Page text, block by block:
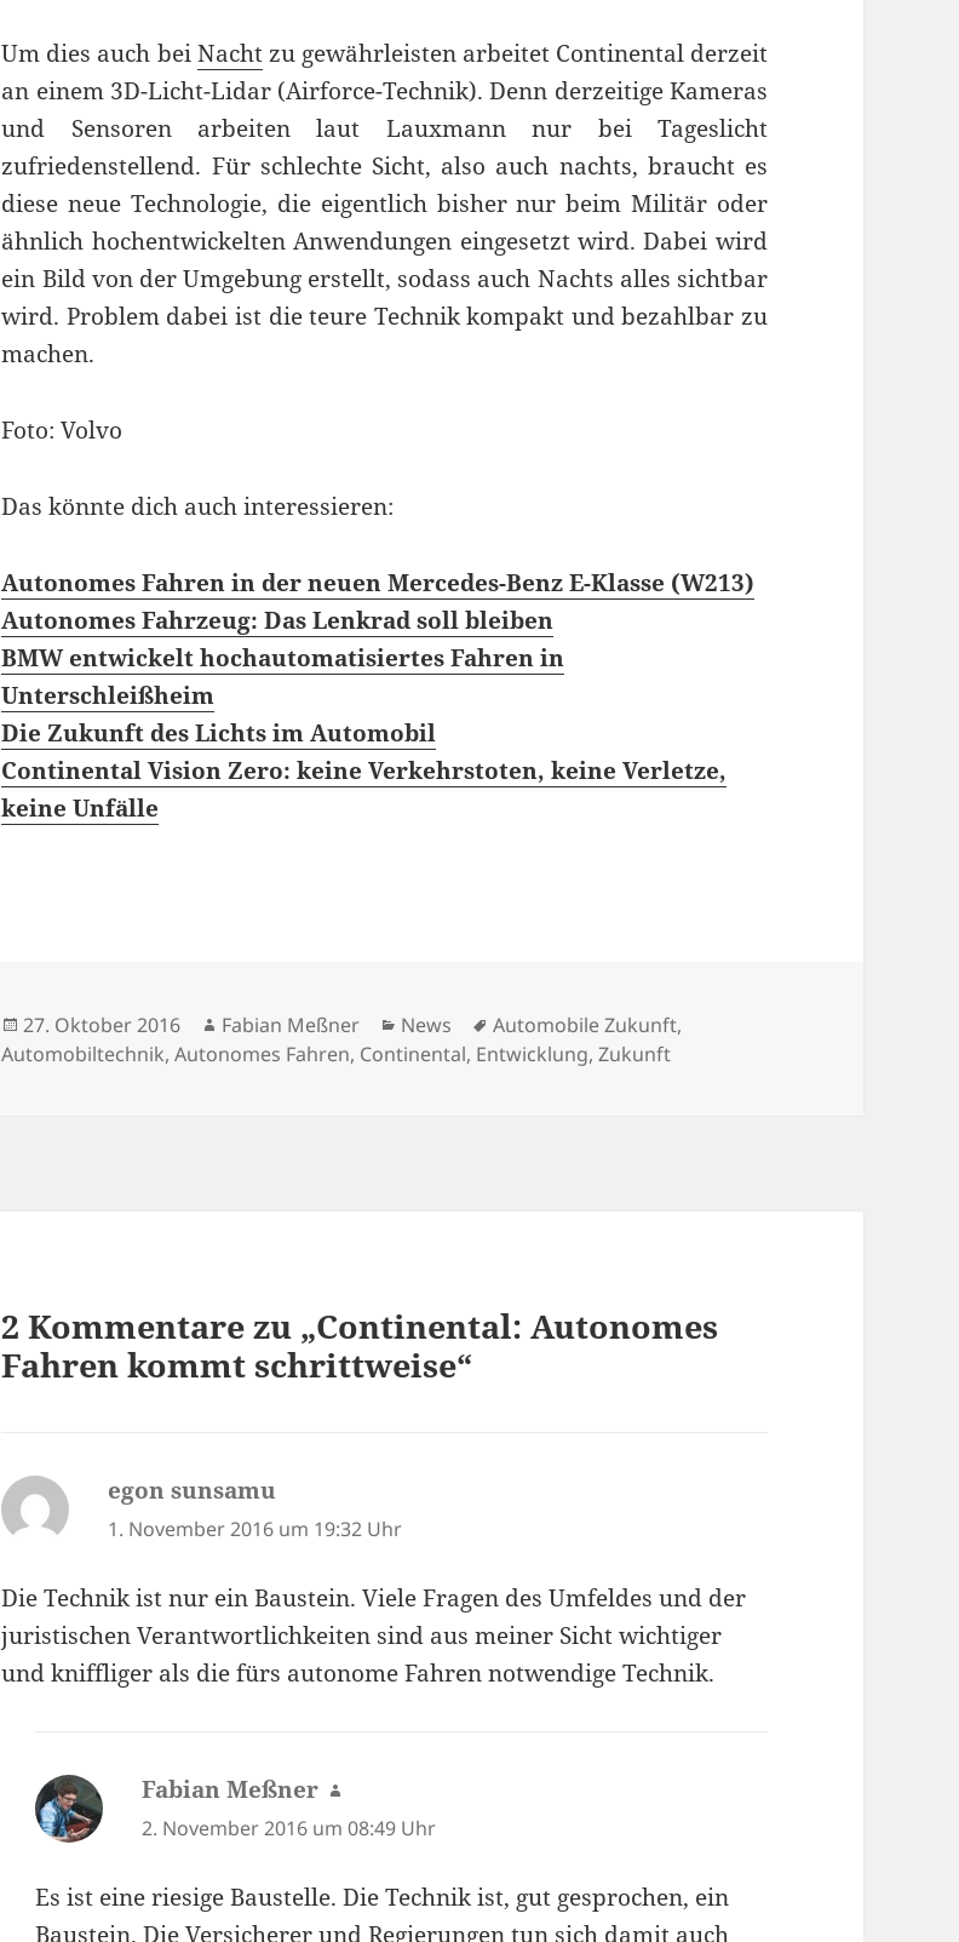
Um dies auch beiNachtzu gewährleisten arbeitet Continental derzeit
an einem 3D-Licht-Lidar (Airforce-Technik). Denn derzeitige Kameras
und Sensoren arbeiten laut Lauxmann nur bei Tageslicht
zufriedenstellend. Für schlechte Sicht, also auch nachts, braucht es
diese neue Technologie, die eigentlich bisher nur beim Militär oder
ähnlich hochentwickelten Anwendungen eingesetzt wird. Dabei wird
ein Bild von der Umgebung erstellt, sodass auch Nachts alles sichtbar
wird. Problem dabei ist die teure Technik kompakt und bezahlbar zu
machen.
Foto: Volvo
Das könnte dich auch interessieren:
Autonomes Fahren in der neuen Mercedes-Benz E-Klasse (W213)
Autonomes Fahrzeug: Das Lenkrad soll bleiben
BMW entwickelt hochautomatisiertes Fahren in
Unterschleißheim
Die Zukunft des Lichts im Automobil
Continental Vision Zero: keine Verkehrstoten, keine Verletze,
keine Unfälle
Veröffentlicht
am
27. Oktober 2016 Autor
Fabian Meßner Kategorien
News Schlagwörter
Automobile Zukunft,
Automobiltechnik,Autonomes Fahren, Continental, Entwicklung,Zukunft
2 Kommentare zu „Continental: Autonomes
Fahren kommt schrittweise“
egon sunsamu
1. November 2016 um 19:32 Uhr
Die Technik ist nur ein Baustein. Viele Fragen des Umfeldes und der
juristischen Verantwortlichkeiten sind aus meiner Sicht wichtiger
und kniffliger als die fürs autonome Fahren notwendige Technik.
Fabian Meßner sagt:
2. November 2016 um 08:49 Uhr
Es ist eine riesige Baustelle. Die Technik ist, gut gesprochen, ein
Baustein. Die Versicherer und Regierungen tun sich damit auch